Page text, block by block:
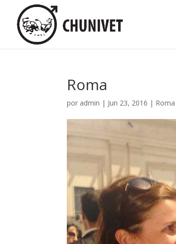
Roma
por admin | Jun 23, 2016 | Roma